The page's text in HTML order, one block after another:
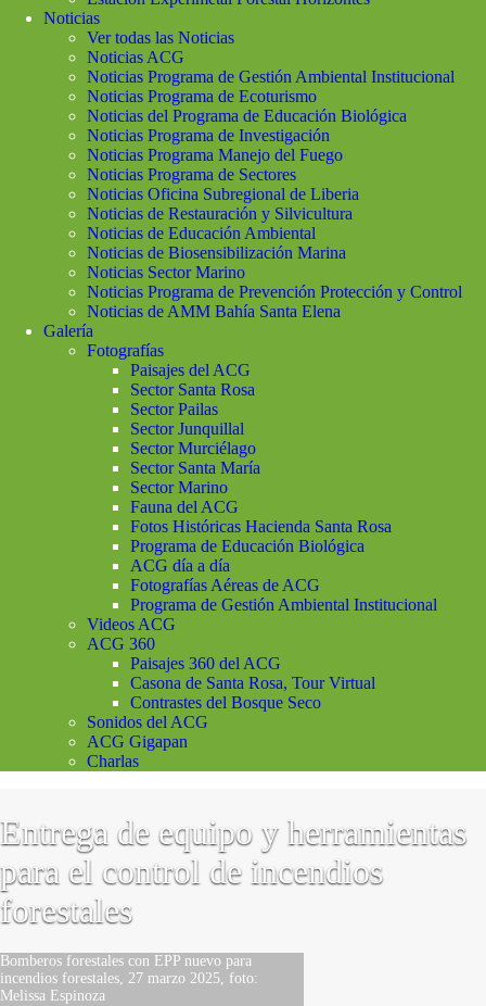
Noticias
Ver todas las Noticias
Noticias ACG
Noticias Programa de Gestión Ambiental Institucional
Noticias Programa de Ecoturismo
Noticias del Programa de Educación Biológica
Noticias Programa de Investigación
Noticias Programa Manejo del Fuego
Noticias Programa de Sectores
Noticias Oficina Subregional de Liberia
Noticias de Restauración y Silvicultura
Noticias de Educación Ambiental
Noticias de Biosensibilización Marina
Noticias Sector Marino
Noticias Programa de Prevención Protección y Control
Noticias de AMM Bahía Santa Elena
Galería
Fotografías
Paisajes del ACG
Sector Santa Rosa
Sector Pailas
Sector Junquillal
Sector Murciélago
Sector Santa María
Sector Marino
Fauna del ACG
Fotos Históricas Hacienda Santa Rosa
Programa de Educación Biológica
ACG día a día
Fotografías Aéreas de ACG
Programa de Gestión Ambiental Institucional
Videos ACG
ACG 360
Paisajes 360 del ACG
Casona de Santa Rosa, Tour Virtual
Contrastes del Bosque Seco
Sonidos del ACG
ACG Gigapan
Charlas
Entrega de equipo y herramientas
para el control de incendios
forestales
Bomberos forestales con EPP nuevo para
incendios forestales, 27 marzo 2025, foto:
Melissa Espinoza